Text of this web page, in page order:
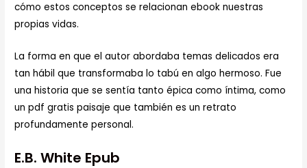
cómo estos conceptos se relacionan ebook nuestras
propias vidas.
La forma en que el autor abordaba temas delicados era
tan hábil que transformaba lo tabú en algo hermoso. Fue
una historia que se sentía tanto épica como íntima, como
un pdf gratis paisaje que también es un retrato
profundamente personal.
E.B. White Epub